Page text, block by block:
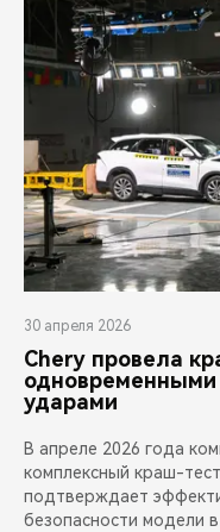
30 апреля 2026
Chery провела
ударами
В апреле 2026 года
комплексный краш-
подтверждает
безопасности модели